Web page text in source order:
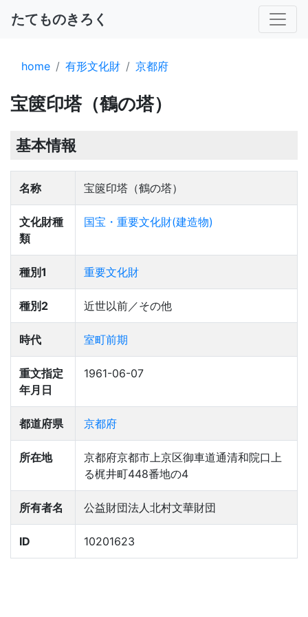
たてものきろく
home 有形文化財 京都府
宝篋印塔（鶴の塔）
基本情報
名称 宝篋印塔（鶴の塔）
文化財種
類
国宝・重要文化財(建造物)
種別1 重要文化財
種別2 近世以前／その他
時代 室町前期
重文指定
年月日
1961-06-07
都道府県 京都府
所在地
京都府京都市上京区御車道通清和院口上
る梶井町448番地の4
所有者名 公益財団法人北村文華財団
ID 10201623